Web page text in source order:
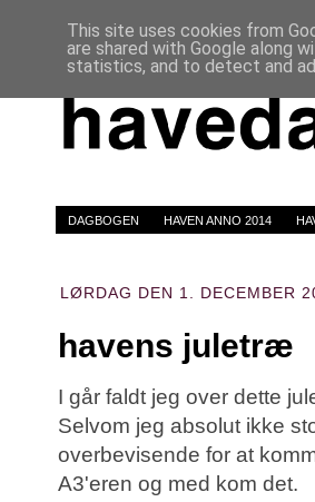
DAGBOGEN HAVEN ANNO 2014
LØRDAG DEN 1. DECEMBER
havens juletræ
I går faldt jeg over dette
Selvom jeg absolut ikke
overbevisende for at
A3'eren og med kom det.
This site uses cookies from
are shared with Google along
statistics, and to detect and